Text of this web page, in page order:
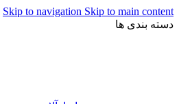
Skip to navigation Skip to main content
دسته بندی ها